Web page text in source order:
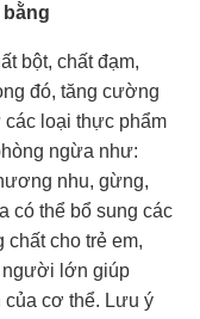
bột, chất đạm,
đó, tăng cường
các loại thực phẩm
ngừa như:
nhu, gừng,
có thể bổ sung các
chất cho trẻ em,
người lớn giúp
của cơ thể. Lưu ý